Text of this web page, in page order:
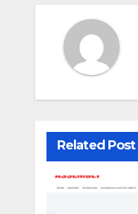
ゲ
ー
シ
ョ
ン
Related Post